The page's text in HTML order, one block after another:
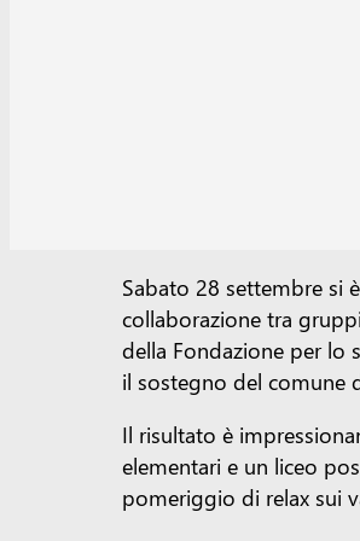
Sabato 28 settembre si
collaborazione tra
della Fondazione per lo
il sostegno del comune
Il risultato è
elementari e un liceo
pomeriggio di relax sui